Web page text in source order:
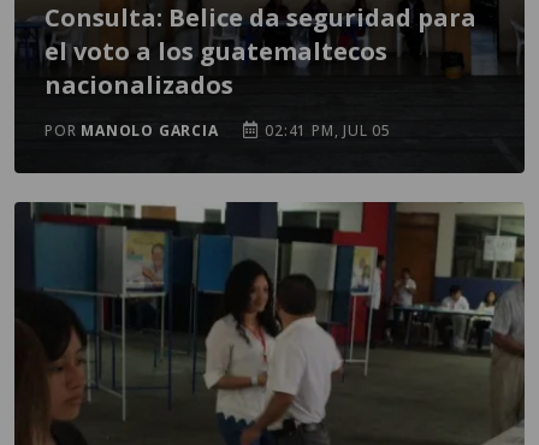
Consulta: Belice da seguridad para
el voto a los guatemaltecos
nacionalizados
POR MANOLO GARCIA 02:41 PM, JUL 05